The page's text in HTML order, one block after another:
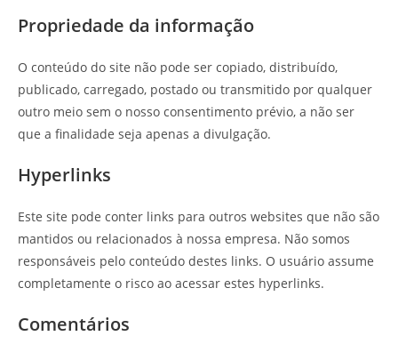
Propriedade da informação
O conteúdo do site não pode ser copiado, distribuído,
publicado, carregado, postado ou transmitido por qualquer
outro meio sem o nosso consentimento prévio, a não ser
que a finalidade seja apenas a divulgação.
Hyperlinks
Este site pode conter links para outros websites que não são
mantidos ou relacionados à nossa empresa. Não somos
responsáveis pelo conteúdo destes links. O usuário assume
completamente o risco ao acessar estes hyperlinks.
Comentários